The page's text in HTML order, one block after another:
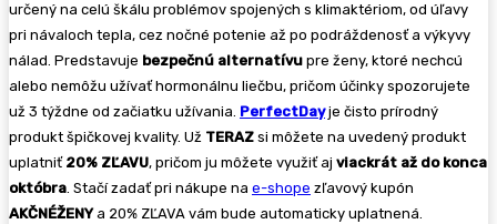
určený na celú škálu problémov spojených s klimaktériom, od úľavy
pri návaloch tepla, cez nočné potenie až po podráždenosť a výkyvy
nálad. Predstavuje bezpečnú alternatívu pre ženy, ktoré nechcú
alebo nemôžu užívať hormonálnu liečbu, pričom účinky spozorujete
už 3 týždne od začiatku užívania. PerfectDayje čisto prírodný
produkt špičkovej kvality. Už TERAZ si môžete na uvedený produkt
uplatniť 20% ZĽAVU, pričom ju môžete využiť aj viackrát až do konca
októbra. Stačí zadať pri nákupe na e-shope zľavový kupón
AKČNÉŽENYa 20% ZĽAVA vám bude automaticky uplatnená.